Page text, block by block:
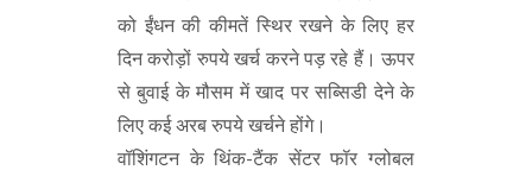
को ईंधन की कीमतें स्थिर रखने के लिए हर
दिन करोड़ों रुपये खर्च करने पड़ रहे हैं। ऊपर
से बुवाई के मौसम में खाद पर सब्सिडी देने के
लिए कई अरब रुपये खर्चने होंगे।
वॉशिंगटन के थिंक-टैंक सेंटर फॉर ग्लोबल